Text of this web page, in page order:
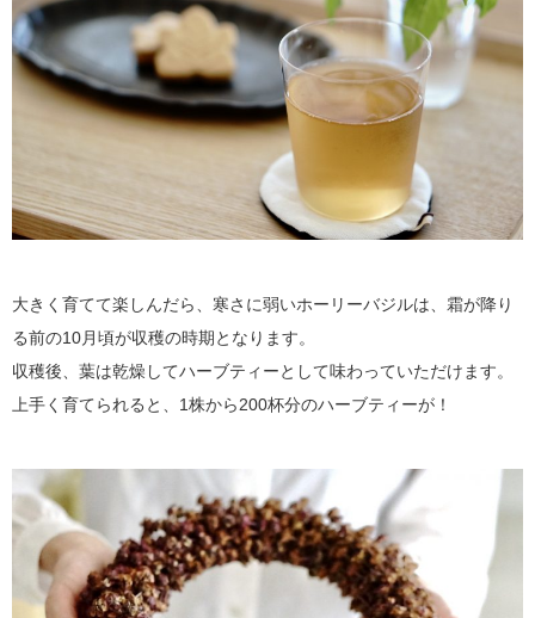
大きく育てて楽しんだら、寒さに弱いホーリーバジルは、霜が降り
る前の10月頃が収穫の時期となります。
収穫後、葉は乾燥してハーブティーとして味わっていただけます。
上手く育てられると、1株から200杯分のハーブティーが！